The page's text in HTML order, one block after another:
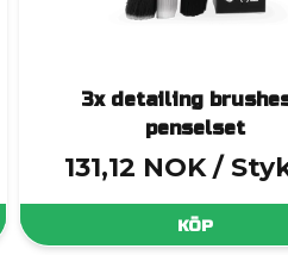
Trycksprutor & foam
När du
Fälgborstar i flera
och
3x detailing
penselset
131,12 NOK /
KÖP